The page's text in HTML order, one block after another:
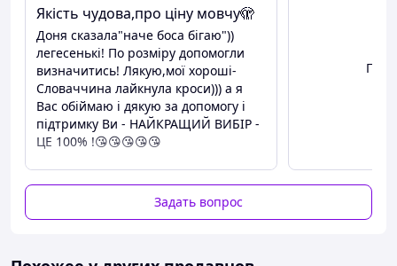
Женские кроссовки Nike Zoom Vomero 5 White
Якість чудова,про ціну мовчу🫣
Доня сказала"наче боса бігаю"))
легесенькі! По розміру допомогли
визначитись! Лякую,мої хороші-
Словаччина лайкнула кроси))) а я
Вас обіймаю і дякую за допомогу і
підтримку Ви - НАЙКРАЩИЙ ВИБІР -
ЦЕ 100% !😘😘😘😘😘
Преимущества
Відповідає опису
Задать вопрос